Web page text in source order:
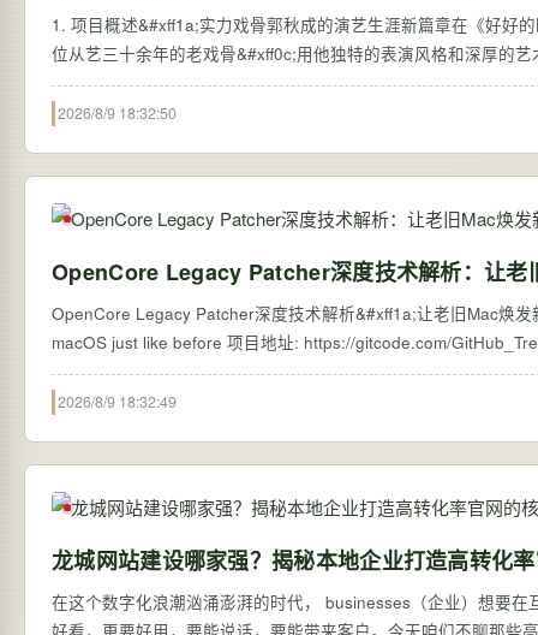
1. 项目概述&#xff1a;实力戏骨郭秋成的演艺生涯新篇章在《好好
位从艺三十余年的老戏骨&#xff0c;用他独特的表演风格和深厚的
2026/8/9 18:32:50
OpenCore Legacy Patcher深度技术解析：让老
OpenCore Legacy Patcher深度技术解析&#xff1a;让老旧Mac焕
2026/8/9 18:32:49
龙城网站建设哪家强？揭秘本地企业打造高转化
在这个数字化浪潮汹涌澎湃的时代， businesses（企业）想要